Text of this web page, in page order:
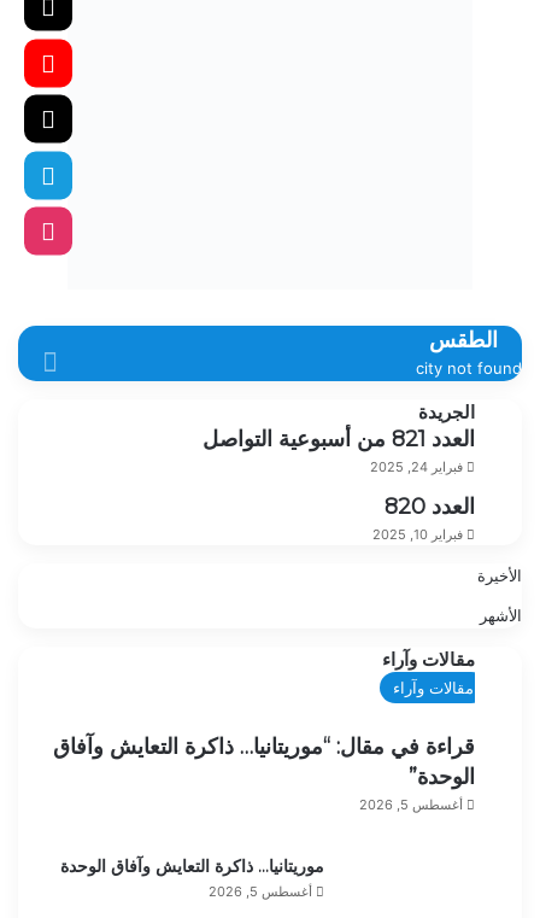
الطقس
city not found
الجريدة
العدد 821 من أسبوعية التواصل
فبراير 24, 2025
العدد 820
فبراير 10, 2025
الأخيرة
الأشهر
مقالات وآراء
مقالات وآراء
قراءة في مقال: “موريتانيا… ذاكرة التعايش وآفاق
الوحدة”
أغسطس 5, 2026
موريتانيا… ذاكرة التعايش وآفاق الوحدة
أغسطس 5, 2026